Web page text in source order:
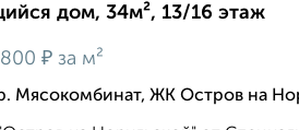
дом, 34м², 13/16 этаж
₽ за м²
Мясокомбинат, ЖК Остров на